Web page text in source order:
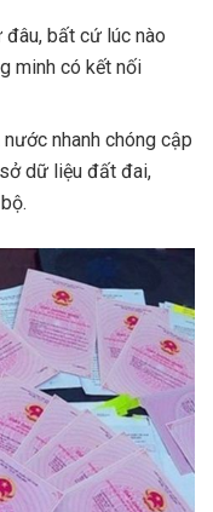
bất cứ lúc nào
minh có kết nối
nhanh chóng cập
dữ liệu đất đai,